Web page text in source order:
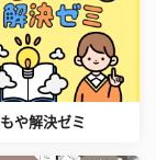
や解決ゼミ